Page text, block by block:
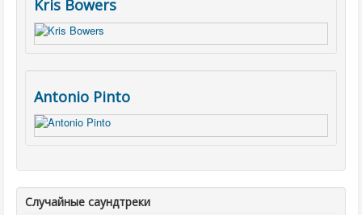
Kris Bowers
Antonio Pinto
Случайные саундтреки